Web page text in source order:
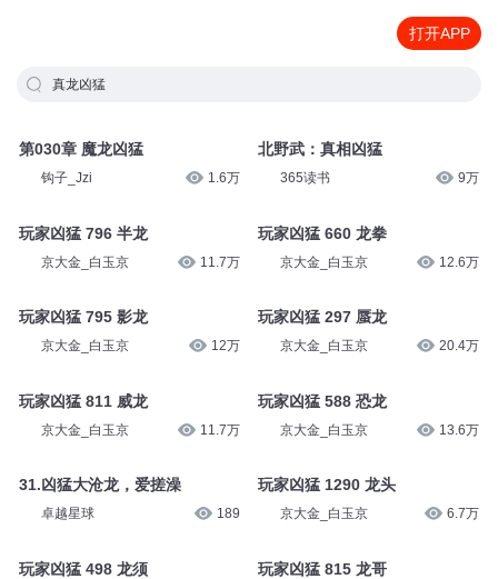
打开APP
真龙凶猛
第030章 魔龙凶猛
钩子_Jzi 1.6万
玩家凶猛 796 半龙
京大金_白玉京 11.7万
玩家凶猛 795 影龙
京大金_白玉京 12万
玩家凶猛 811 威龙
京大金_白玉京 11.7万
31.凶猛大沧龙，爱搓澡
卓越星球 189
玩家凶猛 498 龙须
北野武：真相凶猛
365读书 9万
玩家凶猛 660 龙拳
京大金_白玉京 12.6万
玩家凶猛 297 蜃龙
京大金_白玉京 20.4万
玩家凶猛 588 恐龙
京大金_白玉京 13.6万
玩家凶猛 1290 龙头
京大金_白玉京 6.7万
玩家凶猛 815 龙哥